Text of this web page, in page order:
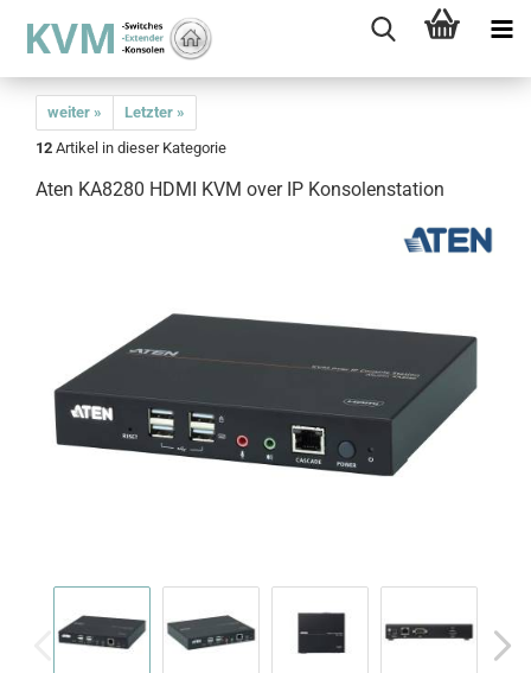
weiter »
Letzter »
12 Artikel in dieser Kategorie
Aten KA8280 HDMI KVM over IP Konsolenstation